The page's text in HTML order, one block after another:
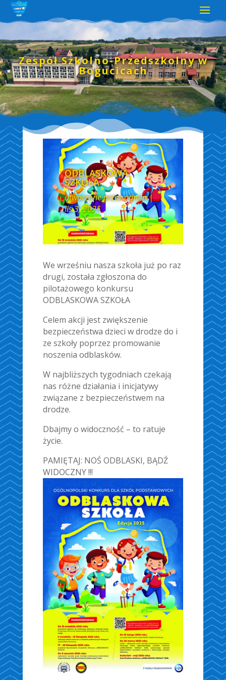
Zespół Szkolno-Przedszkolny w
Bogucicach
ODBLASKOWA
SZKOŁA
utworzone przezadmin|
lis 3, 2025
We wrześniu nasza szkoła już po raz
drugi, została zgłoszona do
pilotażowego konkursu
ODBLASKOWA SZKOŁA
Celem akcji jest zwiększenie
bezpieczeństwa dzieci w drodze do i
ze szkoły poprzez promowanie
noszenia odblasków.
W najbliższych tygodniach czekają
nas różne działania i inicjatywy
związane z bezpieczeństwem na
drodze.
Dbajmy o widoczność – to ratuje
życie.
PAMIĘTAJ: NOŚ ODBLASKI, BĄDŹ
WIDOCZNY !!!